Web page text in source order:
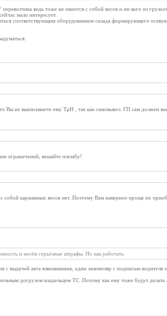
ведь тоже не имеется с собой весов и ни кого из
мало интересует.
соответствующим оборудованием склада формирующего
Вы не выписываете ему ТрН , так как самовывоз. ГП сам должен
ограничений, вешайте пломбу!
собой карманных весов нет. Поэтому Вам наверное проще их
и несём серьёзные штрафы. Но как работать
с выдачей акта взвешивания, один экземпляр с подписью
догрузом владельцем ТС. Потому как ему тоже будут делать